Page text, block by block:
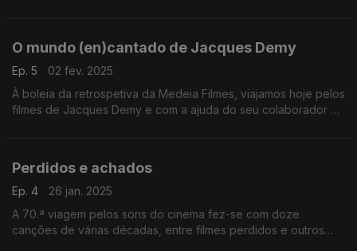
O mundo (en)cantado de Jacques Demy
Ep. 5
02 fev. 2025
À boleia da retrospetiva da Medeia Filmes, viajamos hoje pelos
filmes de Jacques Demy e com a ajuda do seu colaborador e
Perdidos e achados
Ep. 4
26 jan. 2025
A 70.ª viagem pelos sons do cinema fez-se com doze
canções de várias décadas, entre filmes perdidos e outros